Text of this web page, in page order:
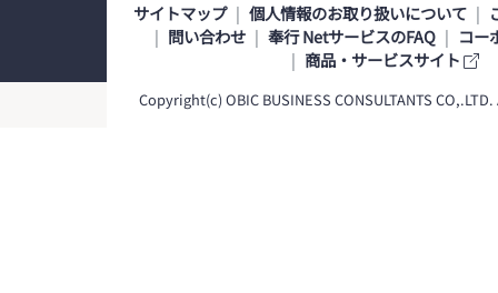
サイトマップ 個人情報のお取り扱いについて
問い合わせ
奉行 NetサービスのFAQ
コー
商品・サービスサイト
Copyright(c) OBIC BUSINESS CONSULTANTS